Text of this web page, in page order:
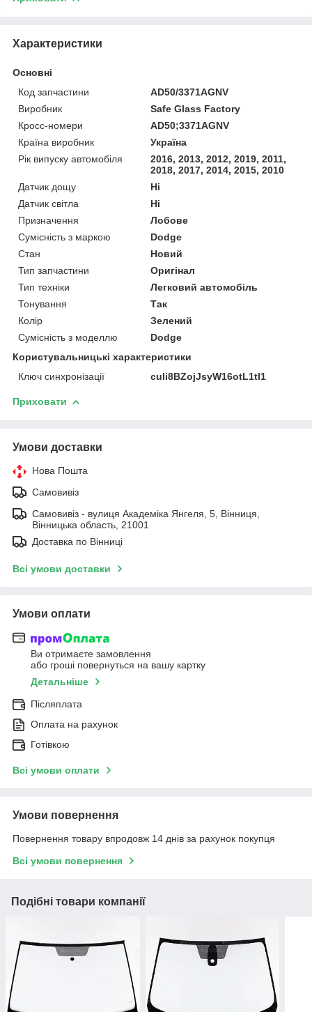
Характеристики
Основні
Код запчастини
AD50/3371AGNV
Виробник
Safe Glass Factory
Кросс-номери
AD50;3371AGNV
Країна виробник
Україна
Рік випуску автомобіля
2016, 2013, 2012, 2019, 2011,
2018, 2017, 2014, 2015, 2010
Датчик дощу
Ні
Датчик світла
Ні
Призначення
Лобове
Сумісність з маркою
Dodge
Стан
Новий
Тип запчастини
Оригінал
Тип техніки
Легковий автомобіль
Тонування
Так
Колір
Зелений
Сумісність з моделлю
Dodge
Користувальницькі характеристики
Ключ синхронізації
culi8BZojJsyW16otL1tl1
Приховати
Умови доставки
Нова Пошта
Самовивіз
Самовивіз - вулиця Академіка Янгеля, 5, Вінниця,
Вінницька область, 21001
Доставка по Вінниці
Всі умови доставки
Умови оплати
Ви отримаєте замовлення
або гроші повернуться на вашу картку
Детальніше
Післяплата
Оплата на рахунок
Готівкою
Всі умови оплати
Умови повернення
Повернення товару впродовж 14 днів за рахунок покупця
Всі умови повернення
Подібні товари компанії